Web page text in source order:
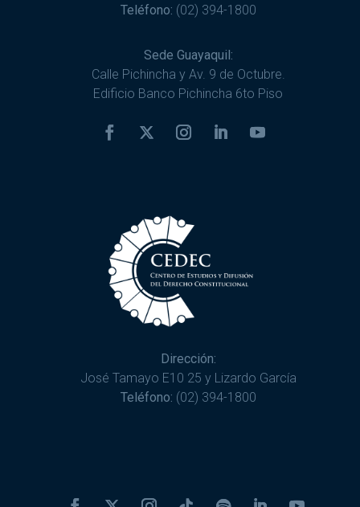
Teléfono: (02) 394-1800
Sede Guayaquil:
Calle Pichincha y Av. 9 de Octubre.
Edificio Banco Pichincha 6to Piso
Dirección:
José Tamayo E10 25 y Lizardo García
Teléfono: (02) 394-1800